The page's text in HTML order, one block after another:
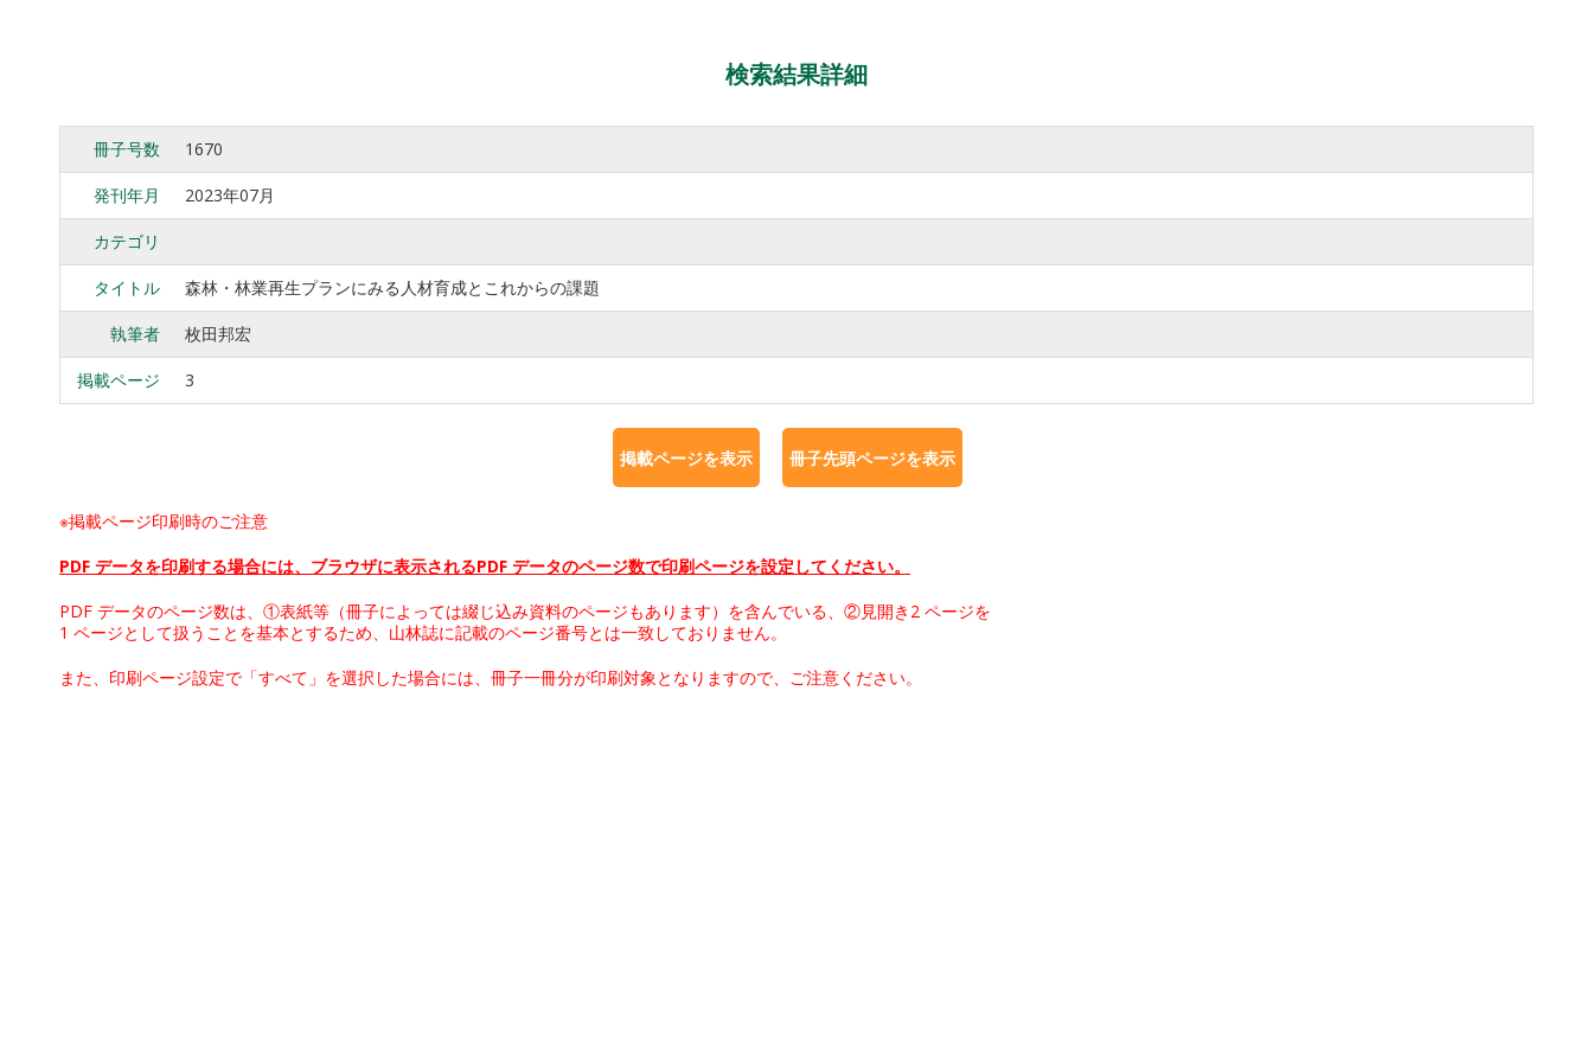
検索結果詳細
冊子号数 1670
発刊年月 2023年07月
カテゴリ
タイトル 森林・林業再生プランにみる人材育成とこれからの課題
執筆者 枚田邦宏
掲載ページ 3
※掲載ページ印刷時のご注意
PDF データを印刷する場合には、ブラウザに表示されるPDF データのページ数で印刷ページを設定してください。
PDF データのページ数は、①表紙等（冊子によっては綴じ込み資料のページもあります）を含んでいる、②見開き2 ページを
1 ページとして扱うことを基本とするため、山林誌に記載のページ番号とは一致しておりません。
また、印刷ページ設定で「すべて」を選択した場合には、冊子一冊分が印刷対象となりますので、ご注意ください。